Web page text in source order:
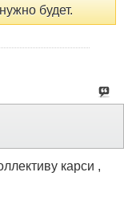
будет.
карси ,